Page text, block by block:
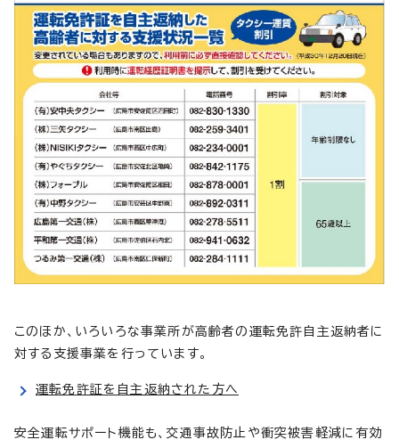
このほか、いろいろな事業所が高齢者の運転免許自主返納者に
対する支援事業を行っています。
運転免許証を自主返納された方へ
安全運転サポート機能も、交通事故防止や衝突被害軽減に有効